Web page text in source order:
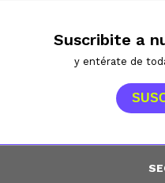
Suscribite a
y entérate de